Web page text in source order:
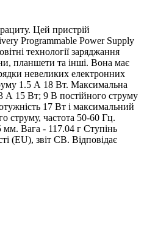
Цей пристрій
Programmable Power Supply
технології заряджання
планшети та інші. Вона має
невеликих електронних
1.5 А 18 Вт. Максимальна
А 15 Вт; 9 В постійного струму
17 Вт і максимальний
струму, частота 50-60 Гц.
Вага - 117.04 г Ступінь
(EU), звіт CB. Відповідає